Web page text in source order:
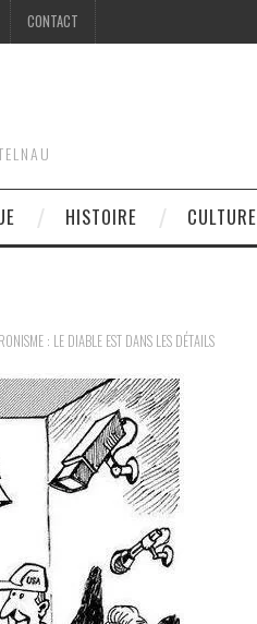
CONTACT
HISTOIRE CULTURE
: LE DIABLE EST DANS LES DÉTAILS